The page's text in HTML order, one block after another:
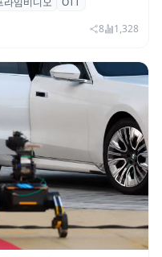
디오에 ‘HDR10+
8 1,328